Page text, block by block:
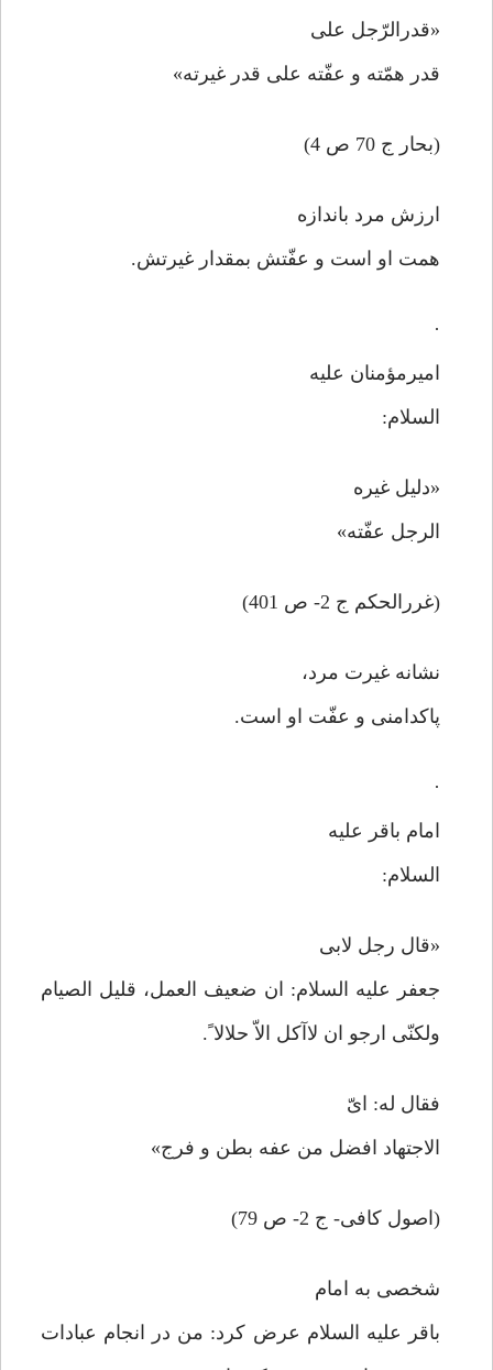
«قدرالرّجل علی
قدر همّته و عفّته علی قدر غیرته»
(بحار ج 70 ص 4)
ارزش مرد باندازه
همت او است و عفّتش بمقدار غیرتش.
·
امیرمؤمنان علیه
السلام:
«دلیل غیره
الرجل عفّته»
(غررالحکم ج 2- ص 401)
نشانه غیرت مرد،
پاکدامنی و عفّت او است.
·
امام باقر علیه
السلام:
«قال رجل لابی
جعفر علیه السلام: ان ضعیف العمل، قلیل الصیام
ولکنّی ارجو ان لاآکل الاّ حلالا ً.
فقال له: ایّ
الاجتهاد افضل من عفه بطن و فرج»
(اصول کافی- ج 2- ص 79)
شخصی به امام
باقر علیه السلام عرض کرد: من در انجام عبادات